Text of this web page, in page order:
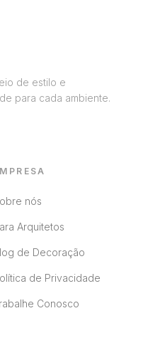
de estilo e
para cada ambiente.
nós
Arquitetos
de Decoração
de Privacidade
Conosco